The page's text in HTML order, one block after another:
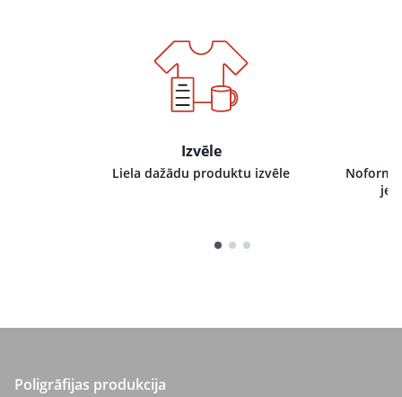
Izvēle
Liela dažādu produktu izvēle
Poligrāfijas produkcija